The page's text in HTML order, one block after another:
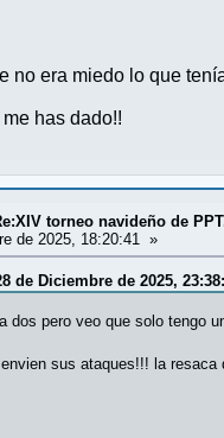
no era miedo lo que
has dado!!
torneo navideño de
de 2025, 18:20:41 »
de Diciembre de 2025,
dos pero veo que solo tengo
sus ataques!!! la resaca